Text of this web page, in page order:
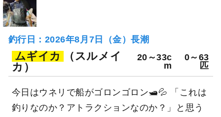
釣行日：2026年8月7日（金）長潮
ムギイカ
（スルメイ
カ）
20～33c
m
0～63
匹
今日はウネリで船がゴロンゴロン🛥️💦 「これは
釣りなのか？アトラクションなのか？」と思う